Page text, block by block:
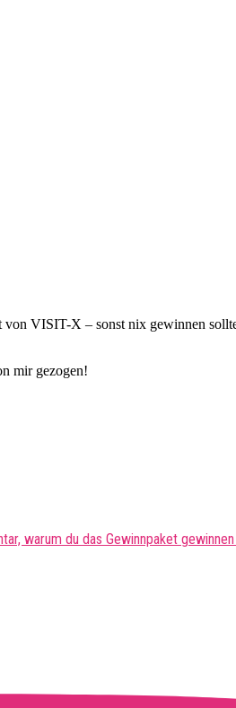
VISIT-X – sonst nix gewinnen
mir gezogen!
warum du das Gewinnpaket